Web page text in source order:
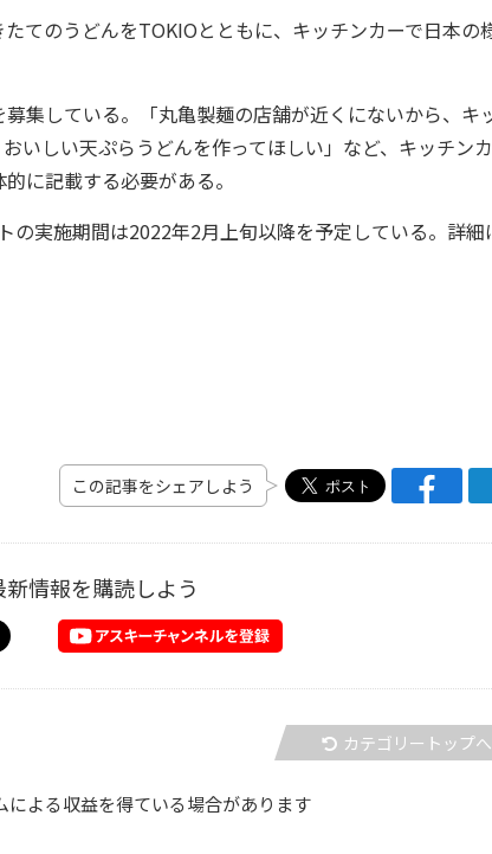
てのうどんをTOKIOとともに、キッチンカーで日本の
集している。「丸亀製麺の店舗が近くにないから、キ
いしい天ぷらうどんを作ってほしい」など、キッチン
に記載する必要がある。
実施期間は2022年2月上旬以降を予定している。詳細
この記事をシェアしよう
情報を購読しよう
カテゴリートップへ
よる収益を得ている場合があります